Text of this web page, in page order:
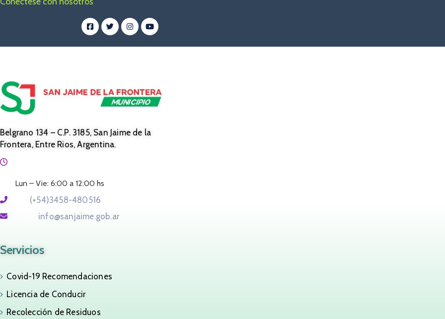
Belgrano 134 – C.P. 3185, San Jaime de la
Frontera, Entre Rios, Argentina.
Lun – Vie: 6:00 a 12:00 hs
(+54)3458-480516
info@sanjaime.gob.ar
Servicios
Covid-19 Recomendaciones
Licencia de Conducir
Recolección de Residuos